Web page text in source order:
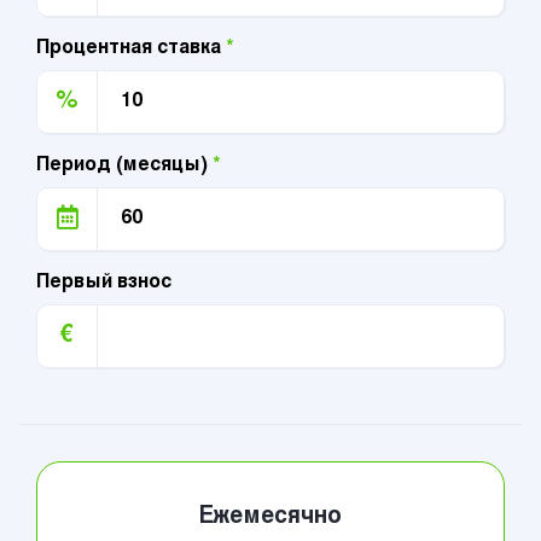
Процентная ставка *
%
Период (месяцы) *
Первый взнос
€
Ежемесячно